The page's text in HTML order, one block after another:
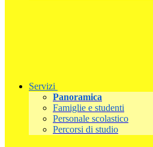
Servizi
Panoramica
Famiglie e studenti
Personale scolastico
Percorsi di studio